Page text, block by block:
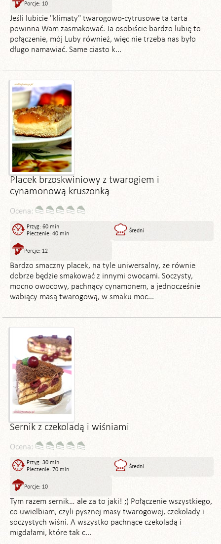
Porcje: 10
Jeśli lubicie "klimaty" twarogowo-cytrusowe ta tarta
powinna Wam zasmakować. Ja osobiście bardzo lubię to
połączenie, mój Luby również, więc nie trzeba nas było
długo namawiać. Same ciasto k...
Placek brzoskwiniowy z twarogiem i
cynamonową kruszonką
Ocena:
Przyg: 60 min
Pieczenie: 40 min
Średni
Porcje: 12
Bardzo smaczny placek, na tyle uniwersalny, że równie
dobrze będzie smakować z innymi owocami. Soczysty,
mocno owocowy, pachnący cynamonem, a jednocześnie
wabiący masą twarogową, w smaku moc...
Sernik z czekoladą i wiśniami
Ocena:
Przyg: 30 min
Pieczenie: 70 min
Średni
Porcje: 10
Tym razem sernik… ale za to jaki! ;) Połączenie wszystkiego,
co uwielbiam, czyli pysznej masy twarogowej, czekolady i
soczystych wiśni. A wszystko pachnące czekoladą i
migdałami, które tak c...